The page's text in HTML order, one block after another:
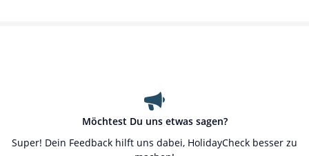
Möchtest Du uns etwas sagen?
Super! Dein Feedback hilft uns dabei, HolidayCheck besser zu